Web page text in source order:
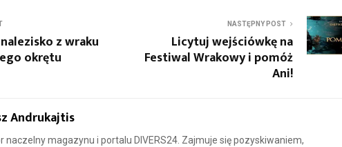
z wraku
okrętu
NASTĘPNY POST
Licytuj wejściówkę na
Festiwal Wrakowy i pomóż
Ani!
Andrukajtis
naczelny magazynu i portalu DIVERS24. Zajmuje się pozyskiwaniem,